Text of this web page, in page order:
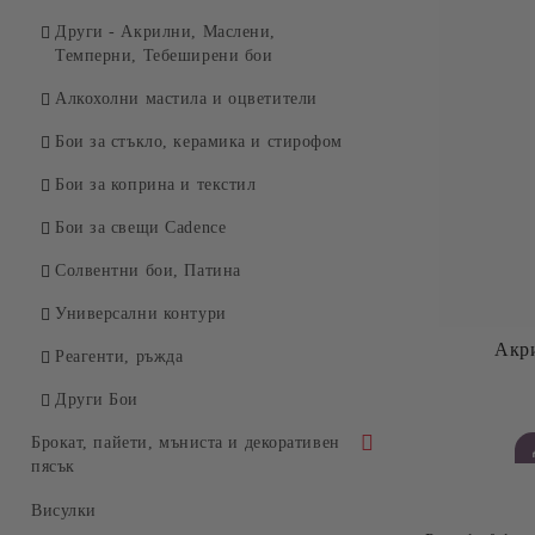
Други - Акрилни, Маслени,
Темперни, Тебеширени бои
Алкохолни мастила и оцветители
Бои за стъкло, керамика и стирофом
Бои за коприна и текстил
Бои за свещи Cadence
Солвентни бои, Патина
Универсални контури
Реагенти, ръжда
Други Бои
Брокат, пайети, мъниста и декоративен
пясък
Брокати, ледени кристали и мини
Висулки